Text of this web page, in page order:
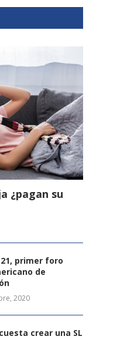
¿pagan su
primer foro
de
2020
crear una SL